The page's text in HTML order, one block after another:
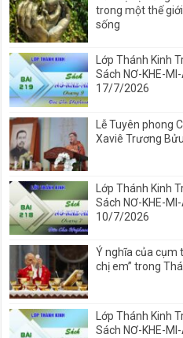
trong một thế
sống
Lớp Thánh Kinh
Sách NƠ-KHE-
17/7/2026
Lễ Tuyên phong
Xaviê Trương
Lớp Thánh Kinh
Sách NƠ-KHE-
10/7/2026
Ý nghĩa của cụm
chị em” trong
Lớp Thánh Kinh
Sách NƠ-KHE-